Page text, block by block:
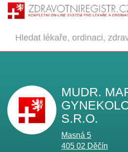
MUDR.
S.R.O.
Masná 5
405 02 Děčín